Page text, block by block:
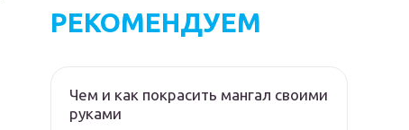
РЕКОМЕНДУЕМ
Чем и как покрасить мангал своими
руками